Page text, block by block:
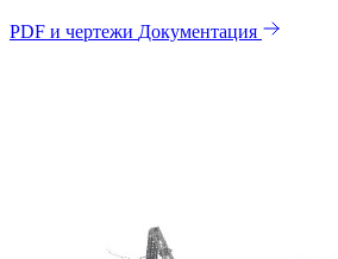
PDF и чертежи Документация